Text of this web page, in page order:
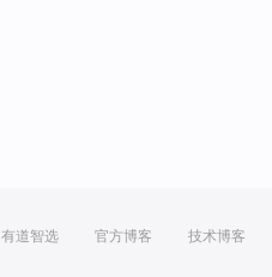
有道智选 官方博客 技术博客